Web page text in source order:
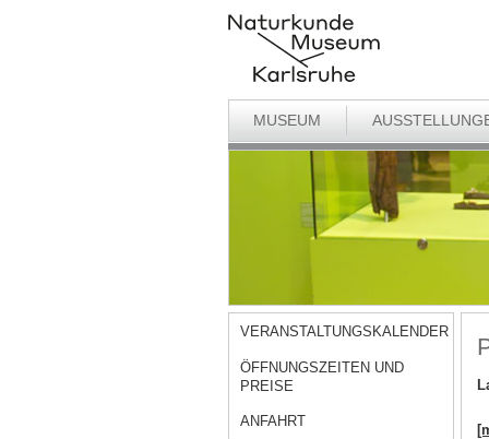
MUSEUM
VERANSTALTUNGSKALENDER
ÖFFNUNGSZEITEN UND
PREISE
ANFAHRT